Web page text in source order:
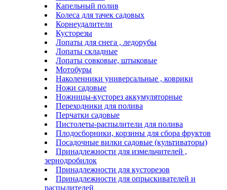
Капельный полив
Колеса для тачек садовых
Корнеудалители
Кусторезы
Лопаты для снега , ледорубы
Лопаты складные
Лопаты совковые, штыковые
Мотобуры
Наколенники универсальные , коврики
Ножи садовые
Ножницы-кусторез аккумуляторные
Переходники для полива
Перчатки садовые
Пистолеты-распылители для полива
Плодосборники, корзины для сбора фруктов
Посадочные вилки садовые (культиваторы)
Принадлежности для измельчителей ,
зернодробилок
Принадлежности для кусторезов
Принадлежности для опрыскивателей и
распылителей